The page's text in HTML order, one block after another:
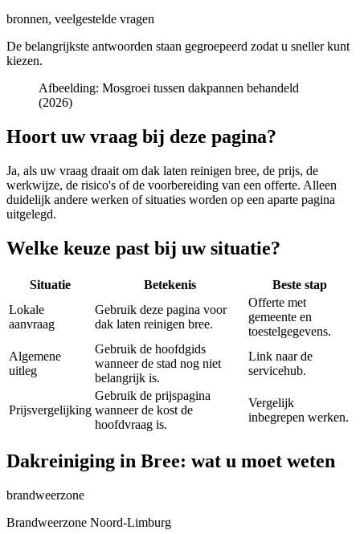
bronnen, veelgestelde vragen
De belangrijkste antwoorden staan gegroepeerd zodat u sneller kunt
kiezen.
Afbeelding: Mosgroei tussen dakpannen behandeld
(2026)
Hoort uw vraag bij deze pagina?
Ja, als uw vraag draait om dak laten reinigen bree, de prijs, de
werkwijze, de risico's of de voorbereiding van een offerte. Alleen
duidelijk andere werken of situaties worden op een aparte pagina
uitgelegd.
Welke keuze past bij uw situatie?
Situatie Betekenis
Beste stap
Lokale
aanvraag
Gebruik deze pagina voor
dak laten reinigen bree.
Offerte met
gemeente en
toestelgegevens.
Algemene
uitleg
Gebruik de hoofdgids
wanneer de stad nog niet
belangrijk is.
Link naar de
servicehub.
Prijsvergelijking
Gebruik de prijspagina
wanneer de kost de
hoofdvraag is.
Vergelijk
inbegrepen werken.
Dakreiniging in Bree: wat u moet weten
brandweerzone
Brandweerzone Noord-Limburg